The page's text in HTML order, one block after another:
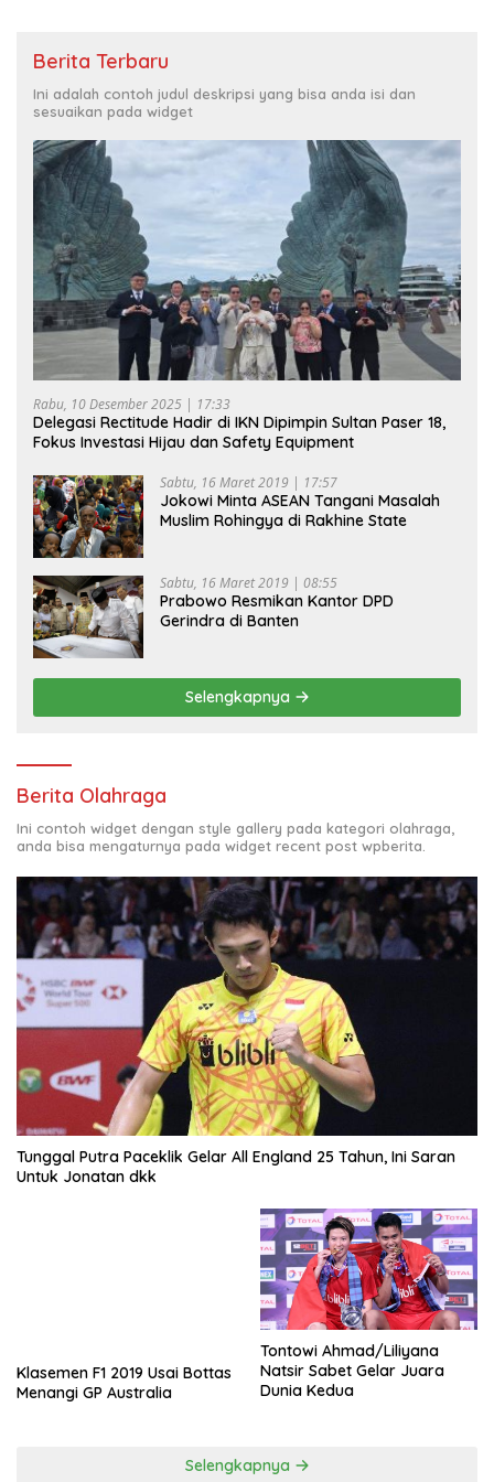
Berita Terbaru
Ini adalah contoh judul deskripsi yang bisa anda isi dan
sesuaikan pada widget
Rabu, 10 Desember 2025 | 17:33
Delegasi Rectitude Hadir di IKN Dipimpin Sultan Paser 18,
Fokus Investasi Hijau dan Safety Equipment
Sabtu, 16 Maret 2019 | 17:57
Jokowi Minta ASEAN Tangani Masalah
Muslim Rohingya di Rakhine State
Sabtu, 16 Maret 2019 | 08:55
Prabowo Resmikan Kantor DPD
Gerindra di Banten
Selengkapnya
Berita Olahraga
Ini contoh widget dengan style gallery pada kategori olahraga,
anda bisa mengaturnya pada widget recent post wpberita.
Tunggal Putra Paceklik Gelar All England 25 Tahun, Ini Saran
Untuk Jonatan dkk
Klasemen F1 2019 Usai Bottas
Menangi GP Australia
Tontowi Ahmad/Liliyana
Natsir Sabet Gelar Juara
Dunia Kedua
Selengkapnya